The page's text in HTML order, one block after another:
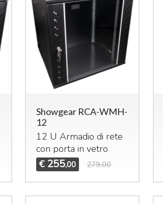
Showgear RCA-WMH-
12
12 U Armadio di rete
con porta in vetro
€ 255,00 279,00